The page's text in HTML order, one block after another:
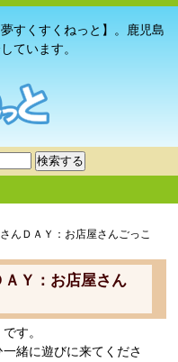
すくすくねっと】。鹿児島
ています。
検索する
んＤＡＹ：お店屋さんごっこ
ＡＹ：お店屋さん
す。
緒に遊びに来てくださ